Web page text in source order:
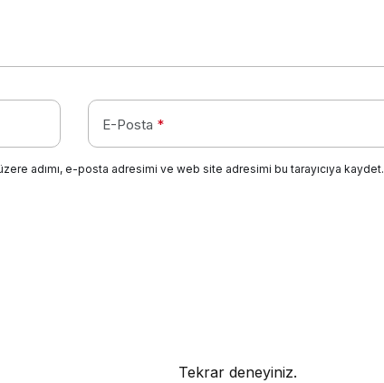
E-Posta *
adımı, e-posta adresimi ve web site adresimi bu tarayıcıya kaydet.
Tekrar deneyiniz.